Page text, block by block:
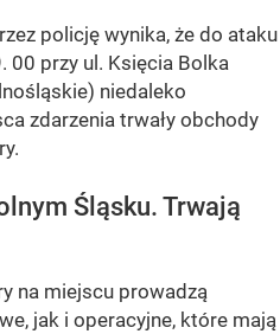
policję wynika, że do ataku
00 przy ul. Księcia Bolka
niedaleko
zdarzenia trwały obchody
Śląsku. Trwają
na miejscu prowadzą
jak i operacyjne, które mają